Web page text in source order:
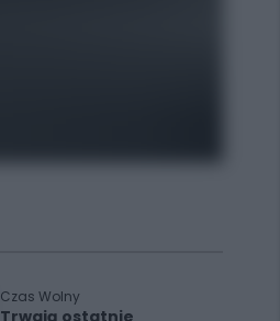
Czas Wolny
Trwają ostatnie